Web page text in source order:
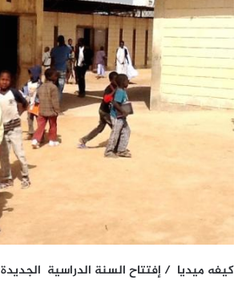
كيفه ميديا / إفتتاح السنة الدراسية الجديدة